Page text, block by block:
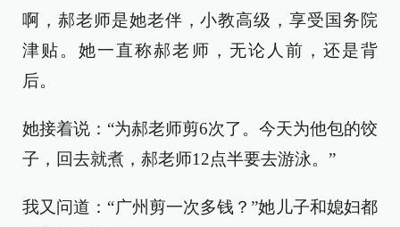
啊，郝老师是她老伴，小教高级，享受国务院
津贴。她一直称郝老师，无论人前，还是背
后。
她接着说：“为郝老师剪6次了。今天为他包的饺
子，回去就煮，郝老师12点半要去游泳。”
我又问道：“广州剪一次多钱？”她儿子和媳妇都